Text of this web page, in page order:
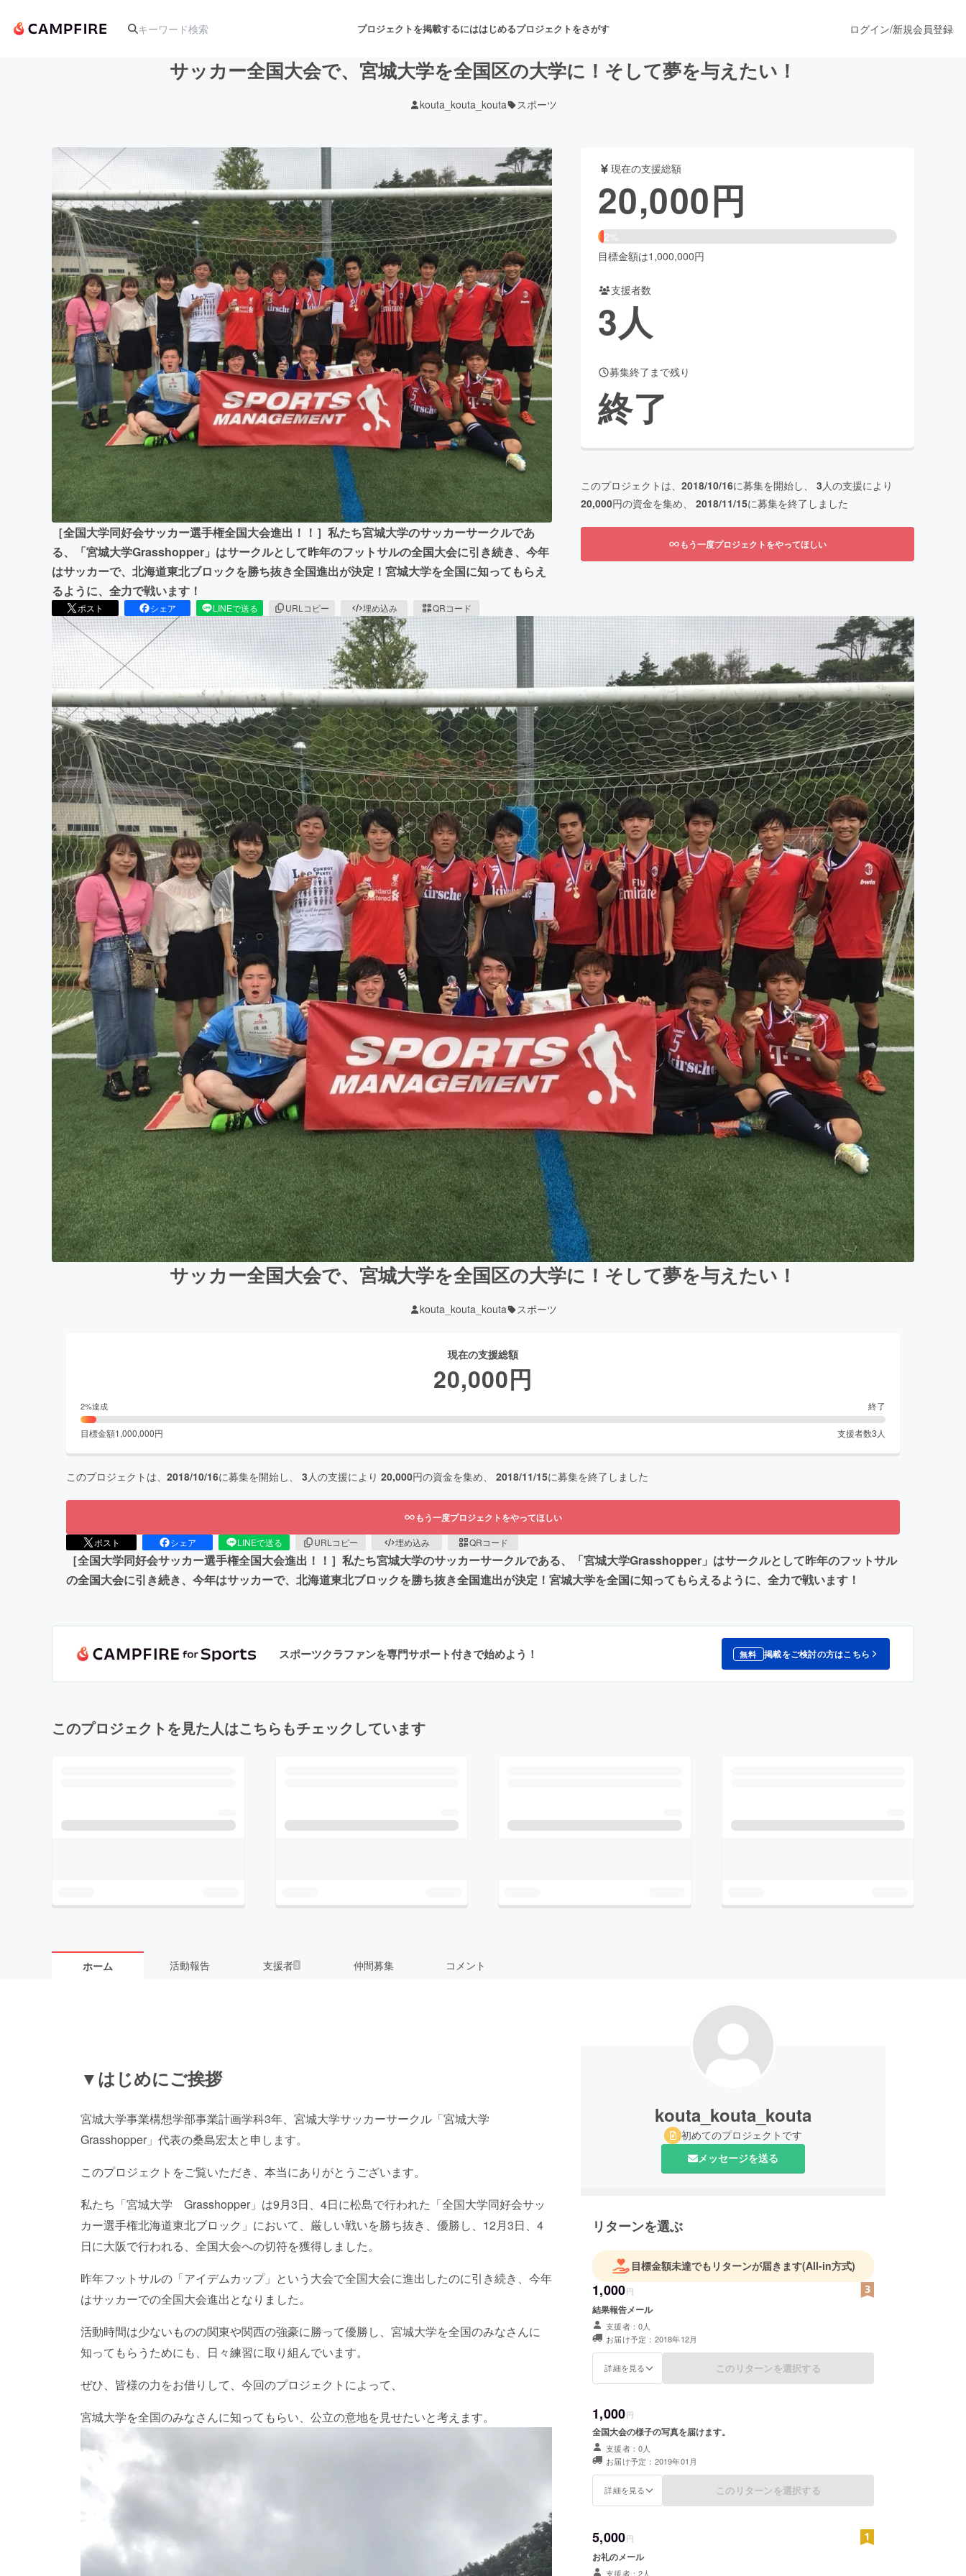
プロジェクトを掲載するにははじめるプロジェクトをさがす
アート・写真 舞台・パフォーマンス
テクノロジー・ガジェット ゲーム・サービス開発 フード・飲食店 ファッション
映像・映画 書籍・雑誌出版 アニメ・漫画
ビジネス・起業 チャレンジ ビューティー・ヘルスケア
まちづくり・地域活性化
CAMPFIRE for Social GoodCAMPFIRE Creation
CAMPFIREふるさと納税machi-yaコミュニティ
ログイン/新規会員登録
サッカー全国大会で、宮城大学を全国区の大学に！そして夢を与えたい！
kouta_kouta_kouta スポーツ
［全国大学同好会サッカー選手権全国大会進出！！］私たち宮城大学のサッカーサークルであ
る、「宮城大学Grasshopper」はサークルとして昨年のフットサルの全国大会に引き続き、今年
はサッカーで、北海道東北ブロックを勝ち抜き全国進出が決定！宮城大学を全国に知ってもらえ
るように、全力で戦います！
ポスト シェア LINEで送る URLコピー 埋め込み QRコード
現在の支援総額
20,000円
2%
目標金額は1,000,000円
支援者数
3人
募集終了まで残り
終了
このプロジェクトは、 2018/10/16に募集を開始し、 3人の支援により
20,000円の資金を集め、 2018/11/15に募集を終了しました
もう一度プロジェクトをやってほしい
サッカー全国大会で、宮城大学を全国区の大学に！そして夢を与えたい！
kouta_kouta_kouta スポーツ
現在の支援総額
20,000円
2%達成 終了
目標金額1,000,000円 支援者数3 人
このプロジェクトは、 2018/10/16に募集を開始し、 3人の支援により 20,000円の資金を集め、 2018/11/15に募集を終了しました
もう一度プロジェクトをやってほしい
ポスト シェア LINEで送る URLコピー 埋め込み QRコード
［全国大学同好会サッカー選手権全国大会進出！！］私たち宮城大学のサッカーサークルである、「宮城大学Grasshopper」はサークルとして昨年のフットサル
の全国大会に引き続き、今年はサッカーで、北海道東北ブロックを勝ち抜き全国進出が決定！宮城大学を全国に知ってもらえるように、全力で戦います！
スポーツクラファンを専門サポート付きで始めよう！ 無料 掲載をご検討の方はこちら
このプロジェクトを見た人はこちらもチェックしています
ホーム 活動報告 支援者3 仲間募集 コメント
▼はじめにご挨拶
宮城大学事業構想学部事業計画学科3年、宮城大学サッカーサークル「宮城大学
Grasshopper」代表の桑島宏太と申します。
このプロジェクトをご覧いただき、本当にありがとうございます。
私たち「宮城大学 Grasshopper」は9月3日、4日に松島で行われた「全国大学同好会サッ
カー選手権北海道東北ブロック」において、厳しい戦いを勝ち抜き、優勝し、12月3日、4
日に大阪で行われる、全国大会への切符を獲得しました。
昨年フットサルの「アイデムカップ」という大会で全国大会に進出したのに引き続き、今年
はサッカーでの全国大会進出となりました。
活動時間は少ないものの関東や関西の強豪に勝って優勝し、宮城大学を全国のみなさんに
知ってもらうためにも、日々練習に取り組んでいます。
ぜひ、皆様の力をお借りして、今回のプロジェクトによって、
宮城大学を全国のみなさんに知ってもらい、公立の意地を見せたいと考えます。
kouta_kouta_kouta
初めてのプロジェクトです
メッセージを送る
リターンを選ぶ
目標金額未達でもリターンが届きます(All-in方式)
1,000円
結果報告メール
支援者：0人
お届け予定：2018年12月
詳細を見る このリターンを選択する
1,000円
全国大会の様子の写真を届けます。
支援者：0人
お届け予定：2019年01月
詳細を見る このリターンを選択する
5,000円
お礼のメール
支援者：2人